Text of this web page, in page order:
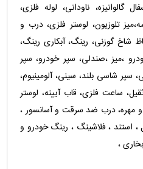
ناودانی، لوله فلزی،
تلوزیون، لوستر فلزی، درب و
شاخ گوزنی، رینگ، آبکاری رینگ،
،میز ،صندلی، سپر خودرو، سپر
سپر شاسی بلند، سینی، آلومینیوم،
ساعت فلزی، قاب آیینه، لوستر
و مهره، درب ضد سرقت و آسانسور ،
، استند ، فلاشینگ ، رینگ خودرو و
،